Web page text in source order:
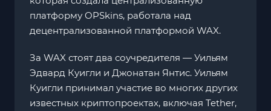
платформу OPSkins, работала над
децентрализованной платформой WAX.
За WAX стоят два соучредителя — Уильям
Эдвард Куигли и Джонатан Янтис. Уильям
Куигли принимал участие во многих других
известных криптопроектах, включая Tether,